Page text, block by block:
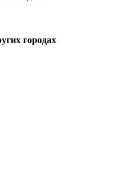
городах